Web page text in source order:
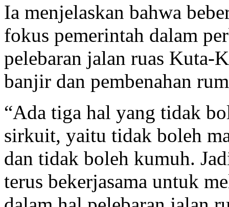
Ia menjelaskan bahwa
fokus pemerintah dalam
pelebaran jalan ruas Kuta-
banjir dan pembenahan
“Ada tiga hal yang tidak
sirkuit, yaitu tidak boleh
dan tidak boleh kumuh.
terus bekerjasama untuk